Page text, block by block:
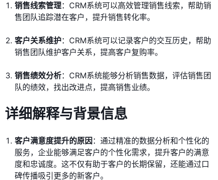
销售线索管理：CRM系统可以高效管理销售线索，帮助销
售团队追踪潜在客户，提升销售转化率。
客户关系维护：CRM系统可以记录客户的交互历史，帮助
销售团队维护客户关系，提高客户复购率。
销售绩效分析：CRM系统能够分析销售数据，评估销售团
队的绩效，找出改进点，提高销售业绩。
详细解释与背景信息
客户满意度提升的原因 ：通过精准的数据分析和个性化的
服务，企业能够满足客户的个性化需求，提升客户的满意
度和忠诚度。这不仅有助于客户的长期保留，还能通过口
碑传播吸引更多的新客户。